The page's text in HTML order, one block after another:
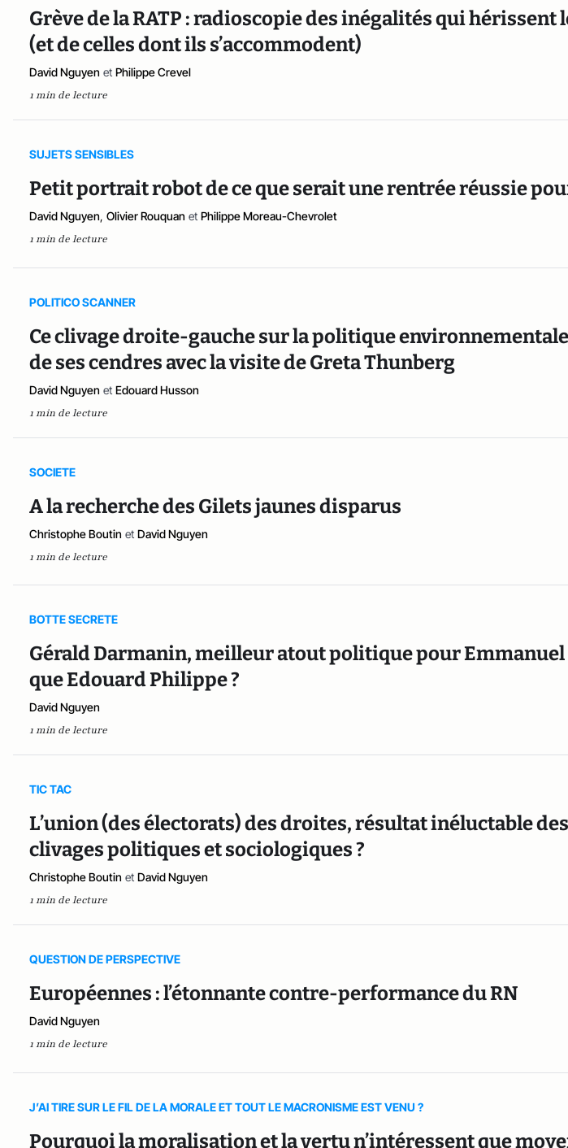
Grève de la RATP : radioscopie des inégalités qui hérissent
(et de celles dont ils s’accommodent)
David Nguyen et Philippe Crevel
1 min de lecture
SUJETS SENSIBLES
Petit portrait robot de ce que serait une rentrée réussie
David Nguyen, Olivier Rouquan et Philippe Moreau-Chevrolet
1 min de lecture
POLITICO SCANNER
Ce clivage droite-gauche sur la politique
de ses cendres avec la visite de Greta Thunberg
David Nguyen et Edouard Husson
1 min de lecture
SOCIETE
A la recherche des Gilets jaunes disparus
Christophe Boutin et David Nguyen
1 min de lecture
BOTTE SECRETE
Gérald Darmanin, meilleur atout politique pour
que Edouard Philippe ?
David Nguyen
1 min de lecture
TIC TAC
L’union (des électorats) des droites, résultat inéluctable
clivages politiques et sociologiques ?
Christophe Boutin et David Nguyen
1 min de lecture
QUESTION DE PERSPECTIVE
Européennes : l’étonnante contre-performance du RN
David Nguyen
1 min de lecture
J’AI TIRE SUR LE FIL DE LA MORALE ET TOUT LE MACRONISME EST VENU ?
Pourquoi la moralisation et la vertu n’intéressent que